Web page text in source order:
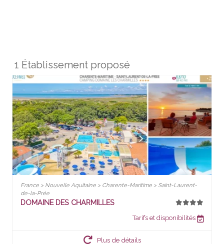
1 Établissement proposé
France > Nouvelle Aquitaine > Charente-Maritime > Saint-Laurent-
de-la-Prée
DOMAINE DES CHARMILLES
Tarifs et disponibilités
Plus de détails